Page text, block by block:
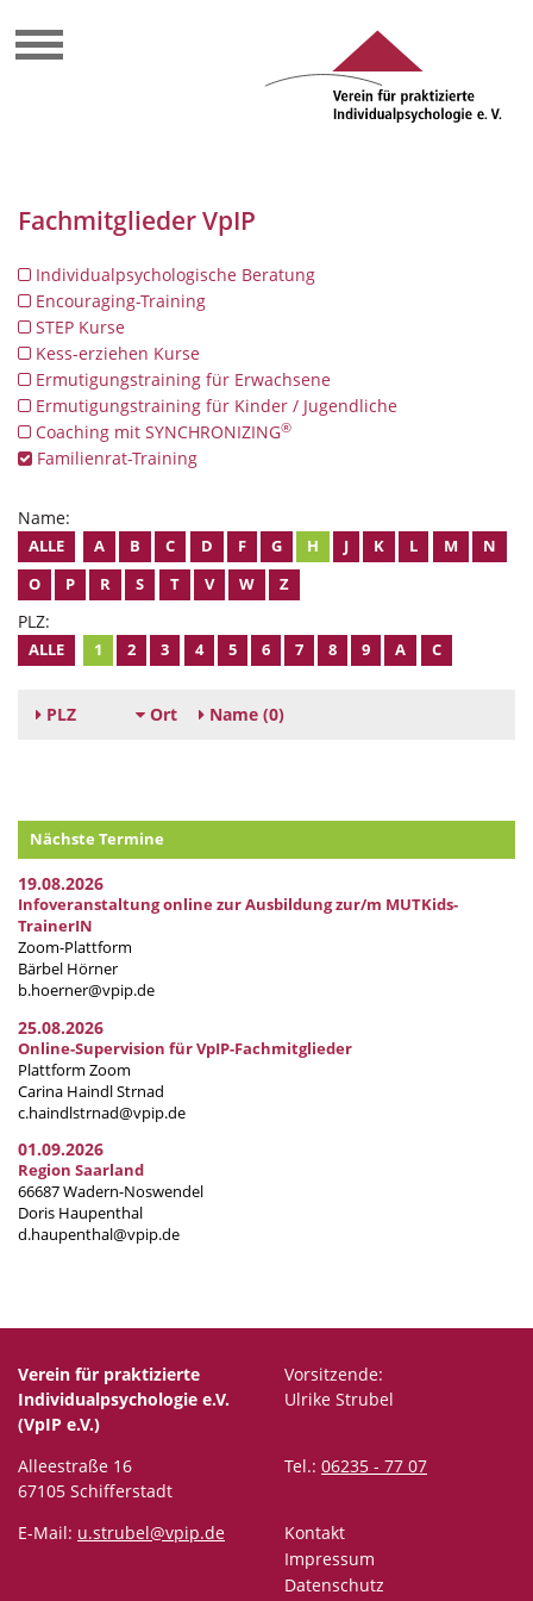
Fachmitglieder VpIP
Individualpsychologische Beratung
Encouraging-Training
STEP Kurse
Kess-erziehen Kurse
Ermutigungstraining für Erwachsene
Ermutigungstraining für Kinder / Jugendliche
Coaching mit SYNCHRONIZING®
Familienrat-Training
Name:
ALLE A B C D F G H J K L M
N
O
P R S T V W Z
PLZ:
ALLE 1 2 3 4 5 6 7 8 9 A C
PLZ Ort Name (0)
Nächste Termine
19.08.2026
Infoveranstaltung online zur Ausbildung zur/m MUTKids-
TrainerIN
Zoom-Plattform
Bärbel Hörner
b.hoerner@vpip.de
25.08.2026
Online-Supervision für VpIP-Fachmitglieder
Plattform Zoom
Carina Haindl Strnad
c.haindlstrnad@vpip.de
01.09.2026
Region Saarland
66687 Wadern-Noswendel
Doris Haupenthal
d.haupenthal@vpip.de
Verein für praktizierte
Individualpsychologie e.V.
(VpIP e.V.)
Vorsitzende:
Ulrike Strubel
Alleestraße 16
67105 Schifferstadt
Tel.: 06235 - 77 07
E-Mail: u.strubel@vpip.de
Kontakt
Impressum
Datenschutz